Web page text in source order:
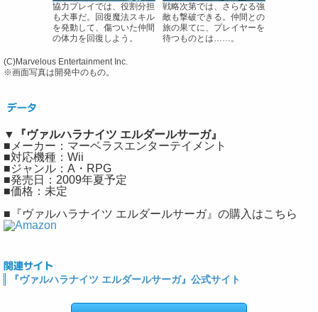
協力プレイでは、役割分担
も大事だ。回復魔法スキル
を発動して、傷ついた仲間
の体力を回復しよう。
戦略次第では、さらなる強
敵も撃破できる。仲間との
旅の果てに、プレイヤーを
待つものとは……。
(C)Marvelous Entertainment Inc.
※画面写真は開発中のもの。
▼『ヴァルハラナイツ エルダールサーガ』
■メーカー：マーベラスエンターテイメント
■対応機種：Wii
■ジャンル：A・RPG
■発売日：2009年夏予定
■価格：未定
■『ヴァルハラナイツ エルダールサーガ』の購入はこちら
『ヴァルハラナイツ エルダールサーガ』公式サイト